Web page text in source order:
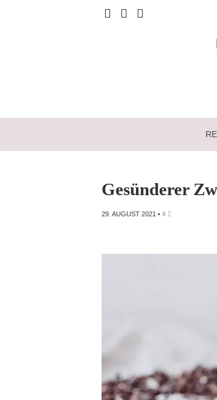
Gesünderer
29. AUGUST 2021 • 4